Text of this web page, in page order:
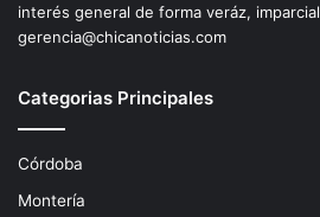
interés general de forma veráz,
gerencia@chicanoticias.com
Categorias Principales
Córdoba
Montería